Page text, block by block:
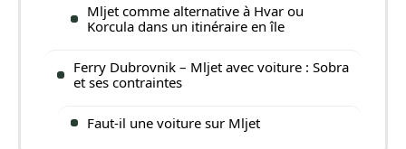
Mljet comme alternative à Hvar ou
Korcula dans un itinéraire en île
Ferry Dubrovnik – Mljet avec voiture : Sobra
et ses contraintes
Faut-il une voiture sur Mljet